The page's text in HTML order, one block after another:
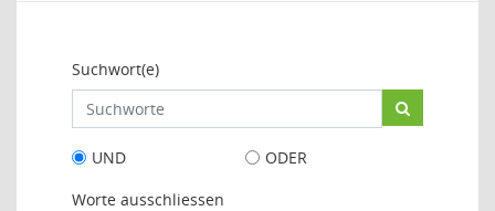
Suchwort(e)
UND
ODER
Worte ausschliessen